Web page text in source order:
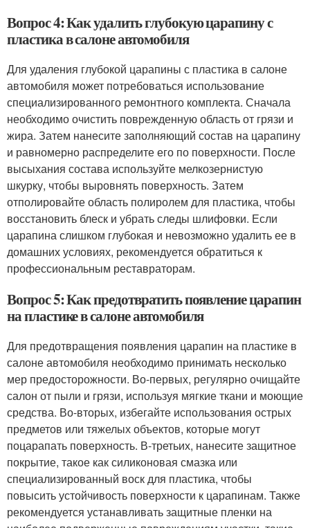
Вопрос 4: Как удалить глубокую царапину с
пластика в салоне автомобиля
Для удаления глубокой царапины с пластика в салоне
автомобиля может потребоваться использование
специализированного ремонтного комплекта. Сначала
необходимо очистить поврежденную область от грязи и
жира. Затем нанесите заполняющий состав на царапину
и равномерно распределите его по поверхности. После
высыхания состава используйте мелкозернистую
шкурку, чтобы выровнять поверхность. Затем
отполировайте область полиролем для пластика, чтобы
восстановить блеск и убрать следы шлифовки. Если
царапина слишком глубокая и невозможно удалить ее в
домашних условиях, рекомендуется обратиться к
профессиональным реставраторам.
Вопрос 5: Как предотвратить появление царапин
на пластике в салоне автомобиля
Для предотвращения появления царапин на пластике в
салоне автомобиля необходимо принимать несколько
мер предосторожности. Во-первых, регулярно очищайте
салон от пыли и грязи, используя мягкие ткани и моющие
средства. Во-вторых, избегайте использования острых
предметов или тяжелых объектов, которые могут
поцарапать поверхность. В-третьих, нанесите защитное
покрытие, такое как силиконовая смазка или
специализированный воск для пластика, чтобы
повысить устойчивость поверхности к царапинам. Также
рекомендуется устанавливать защитные пленки на